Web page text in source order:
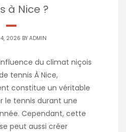
à Nice ?
4, 2026 BY ADMIN
du climat niçois
tennis À Nice,
constitue un véritable
le tennis durant une
Cependant, cette
peut aussi créer